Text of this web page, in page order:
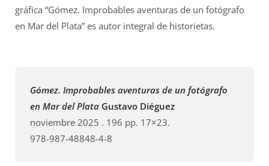
gráfica “Gómez. Improbables aventuras de un fotógrafo
en Mar del Plata” es autor integral de historietas.
Gómez. Improbables aventuras de un fotógrafo
en Mar del Plata Gustavo Diéguez
noviembre 2025 . 196 pp. 17×23.
978-987-48848-4-8